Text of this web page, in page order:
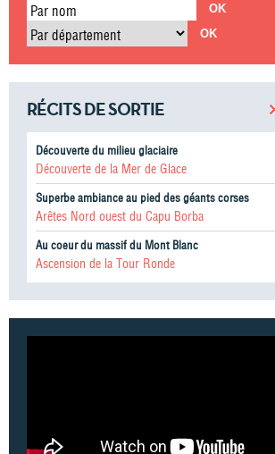
Par nom
Par département
RÉCITS DE SORTIE
Découverte du milieu glaciaire
Découverte de la Mer de Glace
Superbe ambiance au pied des géants corses
Arêtes Nord ouest du Capu Borba
Au coeur du massif du Mont Blanc
Ascension de la Tour Ronde